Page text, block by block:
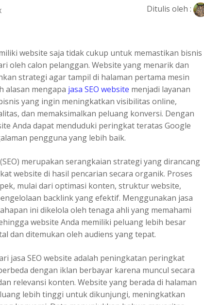
Ditulis oleh :
website saja tidak cukup untuk memastikan bisnis
oleh calon pelanggan. Website yang menarik dan
strategi agar tampil di halaman pertama mesin
alasan mengapa jasa SEO website menjadi layanan
yang ingin meningkatkan visibilitas online,
dan memaksimalkan peluang konversi. Dengan
Anda dapat menduduki peringkat teratas Google
pengguna yang lebih baik.
merupakan serangkaian strategi yang dirancang
website di hasil pencarian secara organik. Proses
mulai dari optimasi konten, struktur website,
backlink yang efektif. Menggunakan jasa
ini dikelola oleh tenaga ahli yang memahami
website Anda memiliki peluang lebih besar
dan ditemukan oleh audiens yang tepat.
jasa SEO website adalah peningkatan peringkat
dengan iklan berbayar karena muncul secara
relevansi konten. Website yang berada di halaman
lebih tinggi untuk dikunjungi, meningkatkan